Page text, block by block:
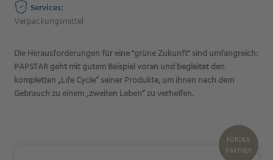
FÖRDER
PARTNER
Services:
Verpackungsmittel
Die Herausforderungen für eine "grüne Zukunft" sind umfangreich:
PAPSTAR geht mit gutem Beispiel voran und begleitet den
kompletten „Life Cycle“ seiner Produkte, um ihnen nach dem
Gebrauch zu einem „zweiten Leben“ zu verhelfen.